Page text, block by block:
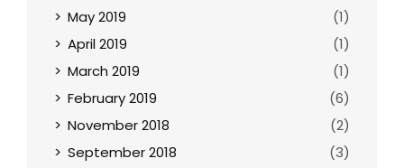
May 2019
(1)
April 2019
(1)
March 2019
(1)
February 2019
(6)
November 2018
(2)
September 2018
(3)